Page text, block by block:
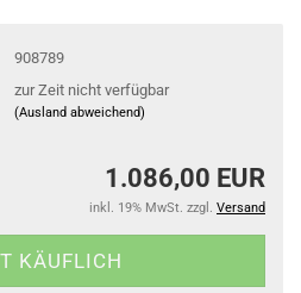
908789
zur Zeit nicht verfügbar
(Ausland abweichend)
1.086,00 EUR
inkl. 19% MwSt. zzgl. Versand